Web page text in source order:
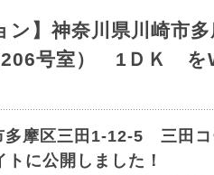
ン】神奈川県川崎市
号室） 1ＤＫ を
多摩区三田1-12-5 三
に公開しました！